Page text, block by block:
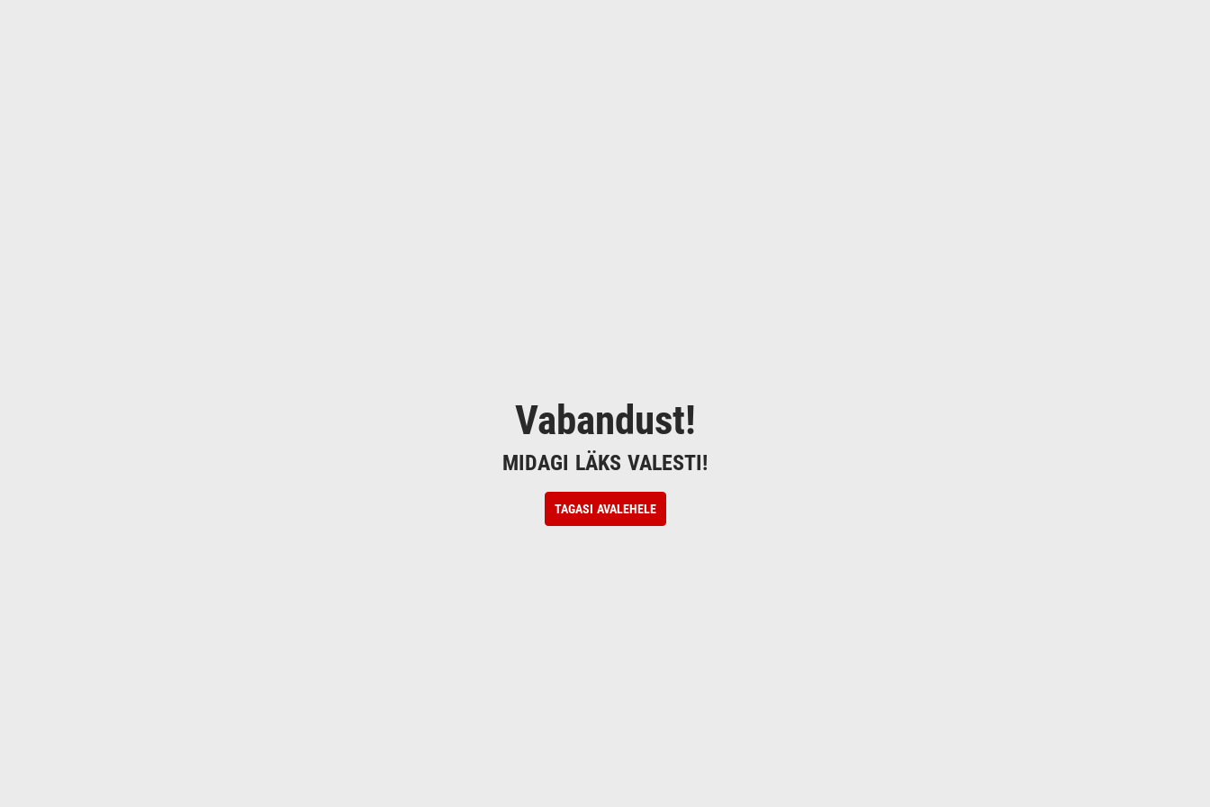
Vabandust!
MIDAGI LÄKS VALESTI!
TAGASI AVALEHELE